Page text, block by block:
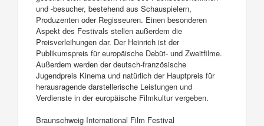
und -besucher, bestehend aus Schauspielern,
Produzenten oder Regisseuren. Einen besonderen
Aspekt des Festivals stellen außerdem die
Preisverleihungen dar. Der Heinrich ist der
Publikumspreis für europäische Debüt- und Zweitfilme.
Außerdem werden der deutsch-französische
Jugendpreis Kinema und natürlich der Hauptpreis für
herausragende darstellerische Leistungen und
Verdienste in der europäische Filmkultur vergeben.
Braunschweig International Film Festival